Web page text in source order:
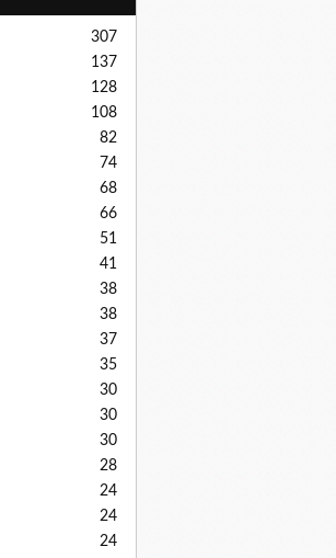
307
137
128
108
82
74
68
66
51
41
38
38
37
35
30
30
30
28
24
24
24